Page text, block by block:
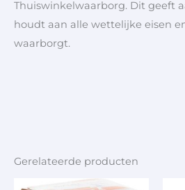
Thuiswinkelwaarborg. Dit geeft
houdt aan alle wettelijke eisen
waarborgt.
Gerelateerde producten